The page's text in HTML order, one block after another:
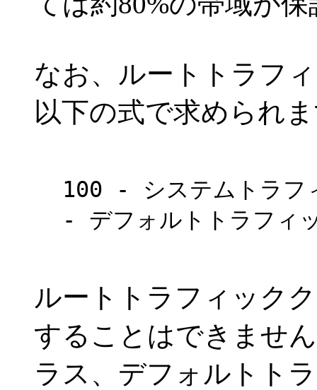
なお、ルートトラフ
以下の式で求められ
100 - システムトラフ
- デフォルトトラフィ
ルートトラフィック
することはできませ
ラス、デフォルトト